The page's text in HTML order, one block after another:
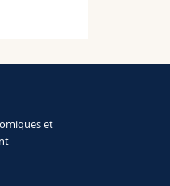
et